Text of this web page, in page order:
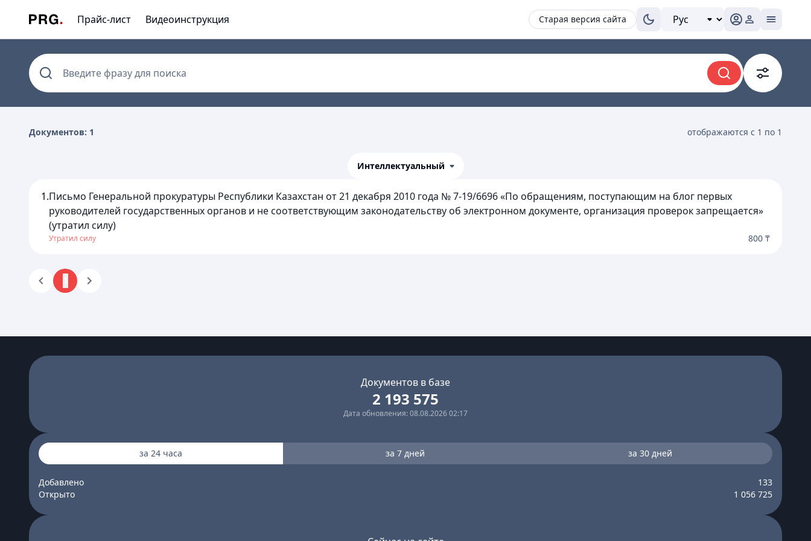
Прайс-лист Видеоинструкция Старая версия сайта
Введите фразу для поиска
Документов: 1 отображаются с 1 по 1
Интеллектуальный
1.Письмо Генеральной прокуратуры Республики Казахстан от 21 декабря 2010 года № 7-19/6696 «По обращениям, поступающим на блог первых
руководителей государственных органов и не соответствующим законодательству об электронном документе, организация проверок запрещается»
(утратил силу)
Утратил силу 800 ₸
Документов в базе
2 193 575
Дата обновления: 08.08.2026 02:17
за 24 часа за 7 дней за 30 дней
Добавлено
133
Открыто
1 056 725